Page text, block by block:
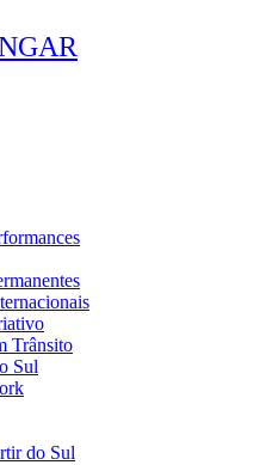
Trânsito
Sul
do Sul